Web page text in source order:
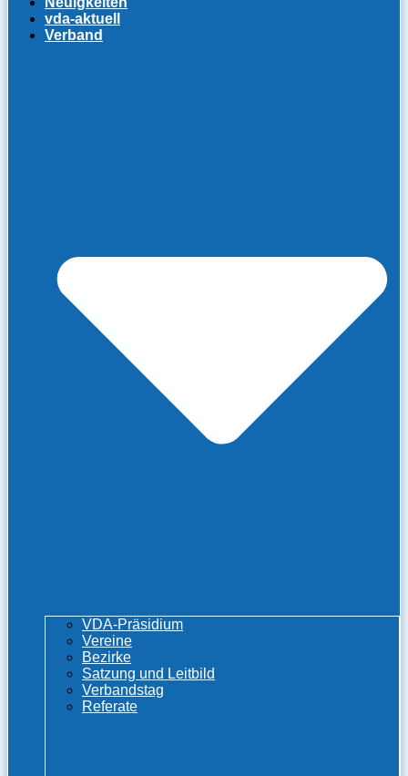
vda-aktuell
Verband
VDA-Präsidium
Vereine
Bezirke
Satzung und Leitbild
Verbandstag
Referate